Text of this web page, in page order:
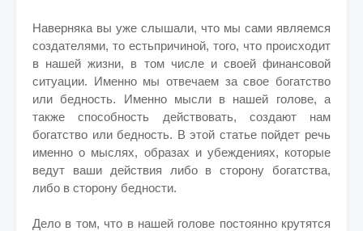
Наверняка вы уже слышали, что мы сами являемся
создателями, то естьпричиной, того, что происходит
в нашей жизни, в том числе и своей финансовой
ситуации. Именно мы отвечаем за свое богатство
или бедность. Именно мысли в нашей голове, а
также способность действовать, создают нам
богатство или бедность. В этой статье пойдет речь
именно о мыслях, образах и убеждениях, которые
ведут ваши действия либо в сторону богатства,
либо в сторону бедности.
Дело в том, что в нашей голове постоянно крутятся